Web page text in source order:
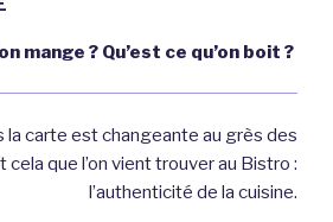
mange ? Qu’est ce qu’on boit ?
carte est changeante au grès des
cela que l’on vient trouver au Bistro :
l’authenticité de la cuisine.